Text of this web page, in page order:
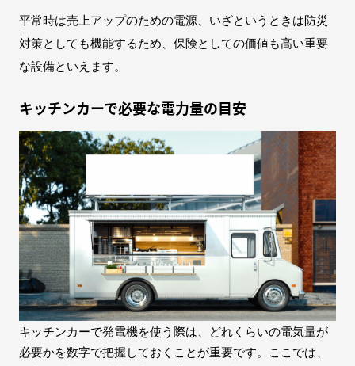
平常時は売上アップのための電源、いざというときは防災
対策としても機能するため、保険としての価値も高い重要
な設備といえます。
キッチンカーで必要な電力量の目安
キッチンカーで発電機を使う際は、どれくらいの電気量が
必要かを数字で把握しておくことが重要です。ここでは、